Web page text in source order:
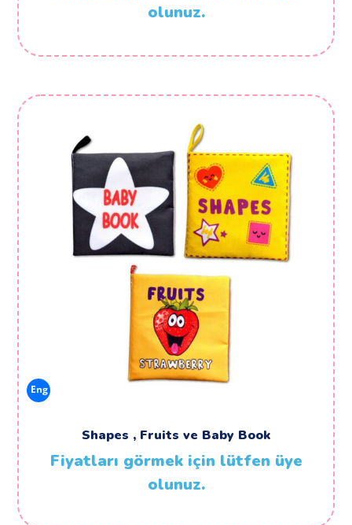
olunuz.
Eng
Shapes , Fruits ve Baby Book
Fiyatları görmek için lütfen üye
olunuz.